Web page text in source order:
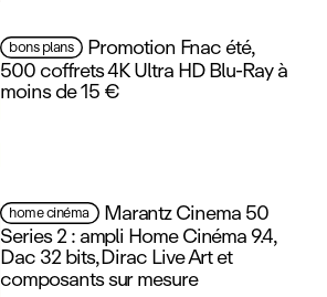
bons plans Promotion Fnac été,
500 coffrets 4K Ultra HD Blu‑Ray à
moins de 15 €
home cinéma Marantz Cinema 50
Series 2 : ampli Home Cinéma 9.4,
Dac 32 bits, Dirac Live Art et
composants sur mesure